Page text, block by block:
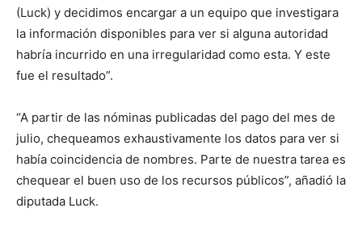
(Luck) y decidimos encargar a un equipo que investigara
la información disponibles para ver si alguna autoridad
habría incurrido en una irregularidad como esta. Y este
fue el resultado”.
“A partir de las nóminas publicadas del pago del mes de
julio, chequeamos exhaustivamente los datos para ver si
había coincidencia de nombres. Parte de nuestra tarea es
chequear el buen uso de los recursos públicos”, añadió la
diputada Luck.